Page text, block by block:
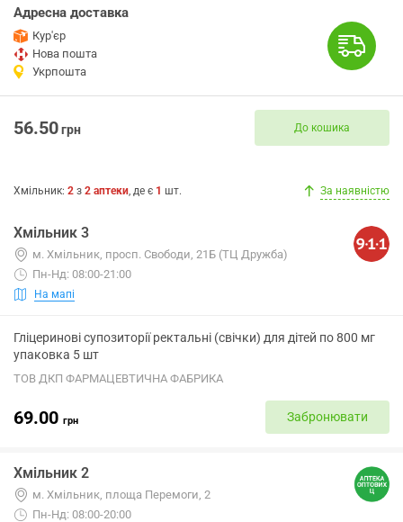
Адресна доставка
Кур'єр
Нова пошта
Укрпошта
56.50грн До кошика
Хмільник: 2 з 2 аптеки, де є 1 шт. За наявністю
Хмільник 3
м. Хмільник, просп. Свободи, 21Б (ТЦ Дружба)
Пн-Нд: 08:00-21:00
На мапі
Гліцеринові супозиторії ректальні (свічки) для дітей по 800 мг
упаковка 5 шт
ТОВ ДКП ФАРМАЦЕВТИЧНА ФАБРИКА
69.00 грн Забронювати
Хмільник 2
м. Хмільник, площа Перемоги, 2
Пн-Нд: 08:00-20:00